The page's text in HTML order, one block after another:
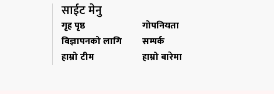
साईट मेनु
गृह पृष्ठ
गोपनियता
बिज्ञापनको लागि
सम्पर्क
हाम्रो टीम
हाम्रो बारेमा